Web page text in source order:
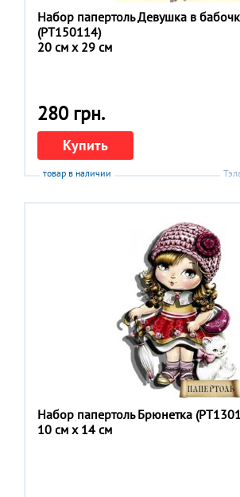
Набор папертоль Девушка в
(РТ150114)
20 см x 29 см
280 грн.
Купить
товар в наличии
Набор папертоль Брюнетка
10 см x 14 см